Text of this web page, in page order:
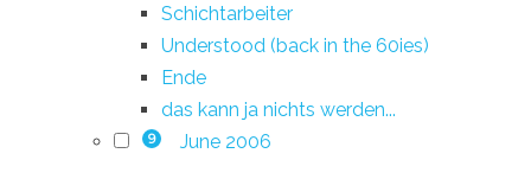
Schichtarbeiter
Understood (back in the 60ies)
Ende
das kann ja nichts werden...
9 June 2006